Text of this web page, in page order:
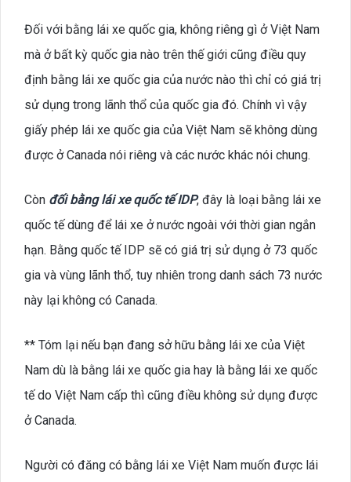
Đối với bằng lái xe quốc gia, không riêng gì ở Việt Nam
mà ở bất kỳ quốc gia nào trên thế giới cũng điều quy
định bằng lái xe quốc gia của nước nào thì chỉ có giá trị
sử dụng trong lãnh thổ của quốc gia đó. Chính vì vậy
giấy phép lái xe quốc gia của Việt Nam sẽ không dùng
được ở Canada nói riêng và các nước khác nói chung.
Còn đối bằng lái xe quốc tế IDP, đây là loại bằng lái xe
quốc tế dùng để lái xe ở nước ngoài với thời gian ngắn
hạn. Bằng quốc tế IDP sẽ có giá trị sử dụng ở 73 quốc
gia và vùng lãnh thổ, tuy nhiên trong danh sách 73 nước
này lại không có Canada.
** Tóm lại nếu bạn đang sở hữu bằng lái xe của Việt
Nam dù là bằng lái xe quốc gia hay là bằng lái xe quốc
tế do Việt Nam cấp thì cũng điều không sử dụng được
ở Canada.
Người có đăng có bằng lái xe Việt Nam muốn được lái